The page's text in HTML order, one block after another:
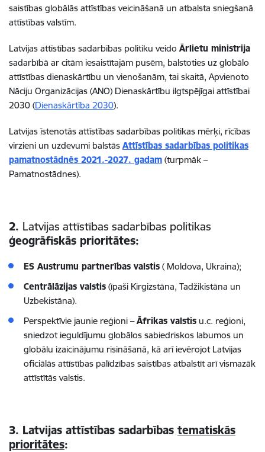
saistības globālās attīstības veicināšanā un atbalsta sniegšanā
attīstības valstīm.
Latvijas attīstības sadarbības politiku veido Ārlietu ministrija
sadarbībā ar citām iesaistītajām pusēm, balstoties uz globālo
attīstības dienaskārtību un vienošanām, tai skaitā, Apvienoto
Nāciju Organizācijas (ANO) Dienaskārtību ilgtspējīgai attīstībai
2030 (Dienaskārtība 2030).
Latvijas īstenotās attīstības sadarbības politikas mērķi, rīcības
virzieni un uzdevumi balstās Attīstības sadarbības politikas
pamatnostādnēs 2021.-2027. gadam (turpmāk –
Pamatnostādnes).
2. Latvijas attīstības sadarbības politikas
ģeogrāfiskās prioritātes:
ES Austrumu partnerības valstis ( Moldova, Ukraina);
Centrālāzijas valstis (īpaši Kirgizstāna, Tadžikistāna un
Uzbekistāna).
Perspektīvie jaunie reģioni –Āfrikas valstis u.c. reģioni,
sniedzot ieguldījumu globālos sabiedriskos labumos un
globālu izaicinājumu risināšanā, kā arī ievērojot Latvijas
oficiālās attīstības palīdzības saistības atbalstīt arī vismazāk
attīstītās valstis.
3. Latvijas attīstības sadarbības tematiskās
prioritātes: